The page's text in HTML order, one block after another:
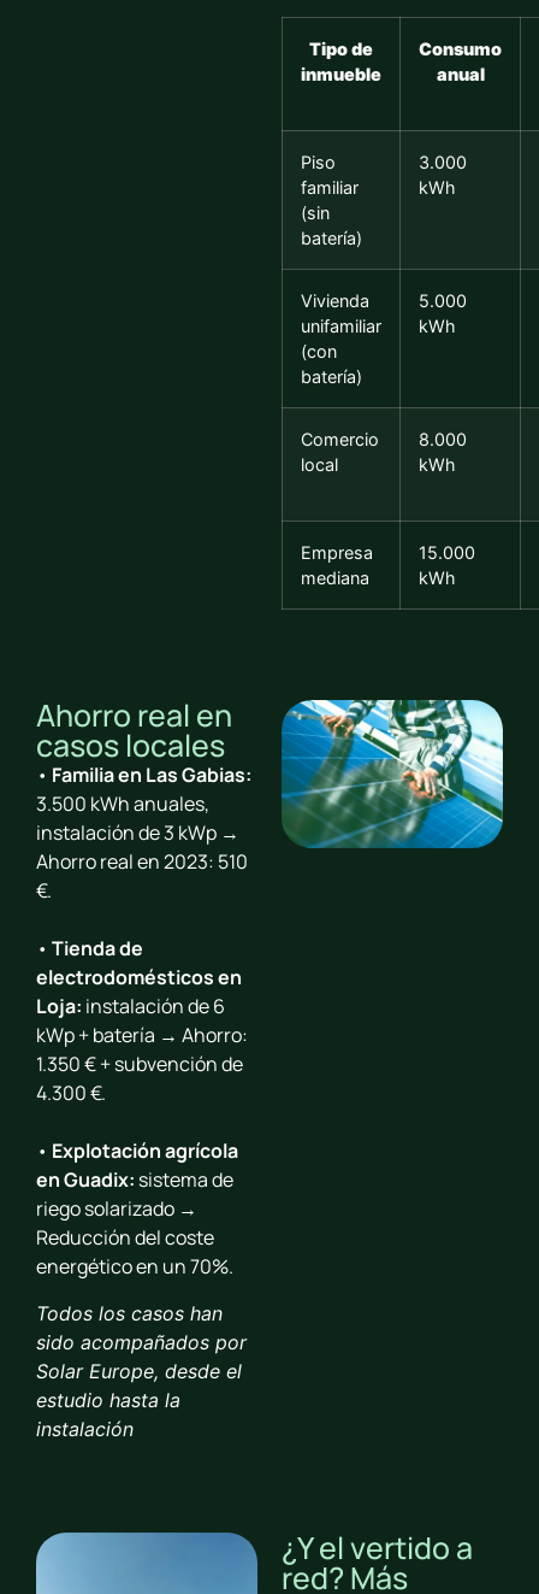
Tipo de
inmueble
Consumo
anual
Piso
familiar
(sin
batería)
3.000
kWh
Vivienda
unifamiliar
(con
batería)
5.000
kWh
Comercio
local
8.000
kWh
Empresa
mediana
15.000
kWh
Ahorro real en
casos locales
• Familia en Las Gabias:
3.500 kWh anuales,
instalación de 3 kWp →
Ahorro real en 2023: 510
€.
• Tienda de
electrodomésticos en
Loja: instalación de 6
kWp + batería → Ahorro:
1.350 € + subvención de
4.300 €.
• Explotación agrícola
en Guadix: sistema de
riego solarizado →
Reducción del coste
energético en un 70%.
Todos los casos han
sido acompañados por
Solar Europe, desde el
estudio hasta la
instalación
¿Y el vertido a
red? Más